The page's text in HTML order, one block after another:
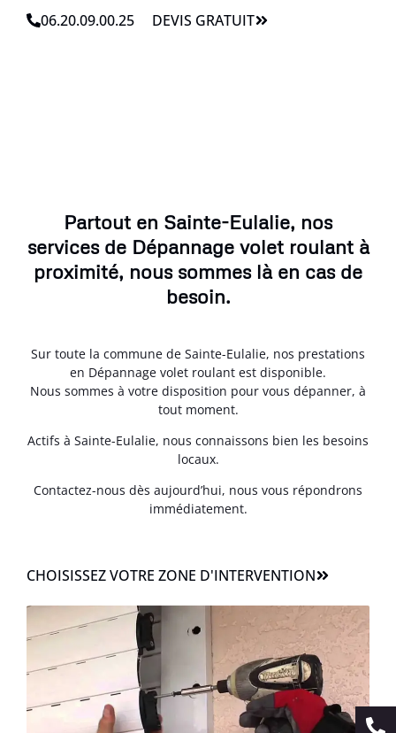
06.20.09.00.25 DEVIS GRATUIT
Partout en Sainte-Eulalie, nos
services de Dépannage volet roulant à
proximité, nous sommes là en cas de
besoin.
Sur toute la commune de Sainte-Eulalie, nos prestations
en Dépannage volet roulant est disponible.
Nous sommes à votre disposition pour vous dépanner, à
tout moment.
Actifs à Sainte-Eulalie, nous connaissons bien les besoins
locaux.
Contactez-nous dès aujourd’hui, nous vous répondrons
immédiatement.
CHOISISSEZ VOTRE ZONE D'INTERVENTION